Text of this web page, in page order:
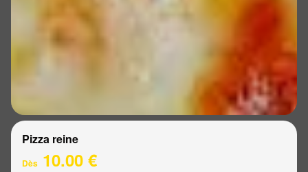
Pizza reine
Dès 10.00 €